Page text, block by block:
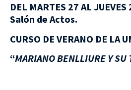
DEL MARTES 27 AL
Salón de Actos.
CURSO DE VERANO DE LA
“MARIANO BENLLIURE Y SU